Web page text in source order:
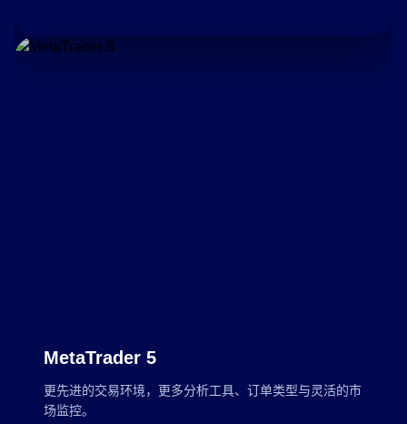
MetaTrader 5
更先进的交易环境，更多分析工具、订单类型与灵活的市
场监控。